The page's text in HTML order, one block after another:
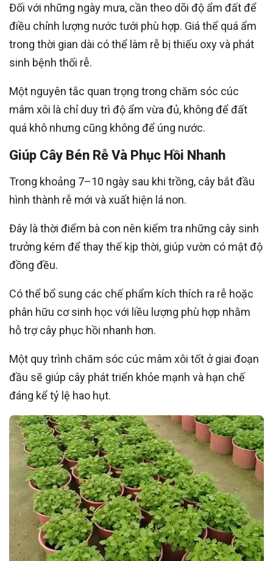
Đối với những ngày mưa, cần theo dõi độ ẩm đất để
điều chỉnh lượng nước tưới phù hợp. Giá thể quá ẩm
trong thời gian dài có thể làm rễ bị thiếu oxy và phát
sinh bệnh thối rễ.
Một nguyên tắc quan trọng trong chăm sóc cúc
mâm xôi là chỉ duy trì độ ẩm vừa đủ, không để đất
quá khô nhưng cũng không để úng nước.
Giúp Cây Bén Rễ Và Phục Hồi Nhanh
Trong khoảng 7–10 ngày sau khi trồng, cây bắt đầu
hình thành rễ mới và xuất hiện lá non.
Đây là thời điểm bà con nên kiểm tra những cây sinh
trưởng kém để thay thế kịp thời, giúp vườn có mật độ
đồng đều.
Có thể bổ sung các chế phẩm kích thích ra rễ hoặc
phân hữu cơ sinh học với liều lượng phù hợp nhằm
hỗ trợ cây phục hồi nhanh hơn.
Một quy trình chăm sóc cúc mâm xôi tốt ở giai đoạn
đầu sẽ giúp cây phát triển khỏe mạnh và hạn chế
đáng kể tỷ lệ hao hụt.